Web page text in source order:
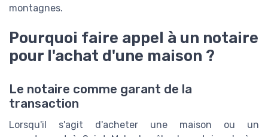
montagnes.
Pourquoi faire appel à un notaire
pour l'achat d'une maison ?
Le notaire comme garant de la
transaction
Lorsqu'il s'agit d'acheter une maison ou un